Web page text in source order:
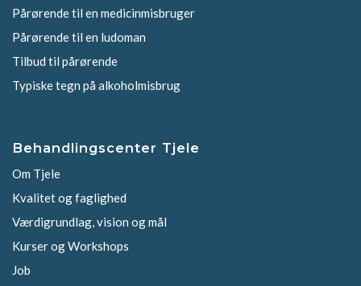
Pårørende til en medicinmisbruger
Pårørende til en ludoman
Tilbud til pårørende
Typiske tegn på alkoholmisbrug
Behandlingscenter Tjele
Om Tjele
Kvalitet og faglighed
Værdigrundlag, vision og mål
Kurser og Workshops
Job